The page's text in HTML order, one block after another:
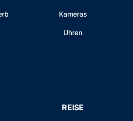
Kameras
Uhren
REISE